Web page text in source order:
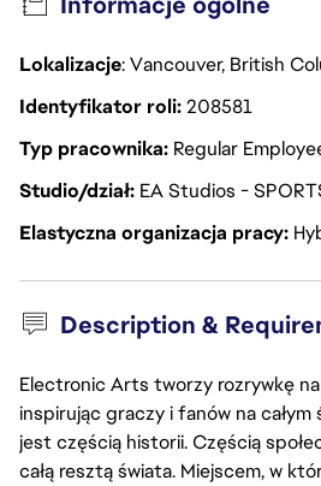
Lokalizacje: Vancouver, British
Identyfikator roli208581
Typ pracownika Regular
Studio/dział EA Studios -
Elastyczna organizacja pracy
Description &
Electronic Arts tworzy rozrywkę
inspirując graczy i fanów na całym
jest częścią historii. Częścią
całą resztą świata. Miejscem, w